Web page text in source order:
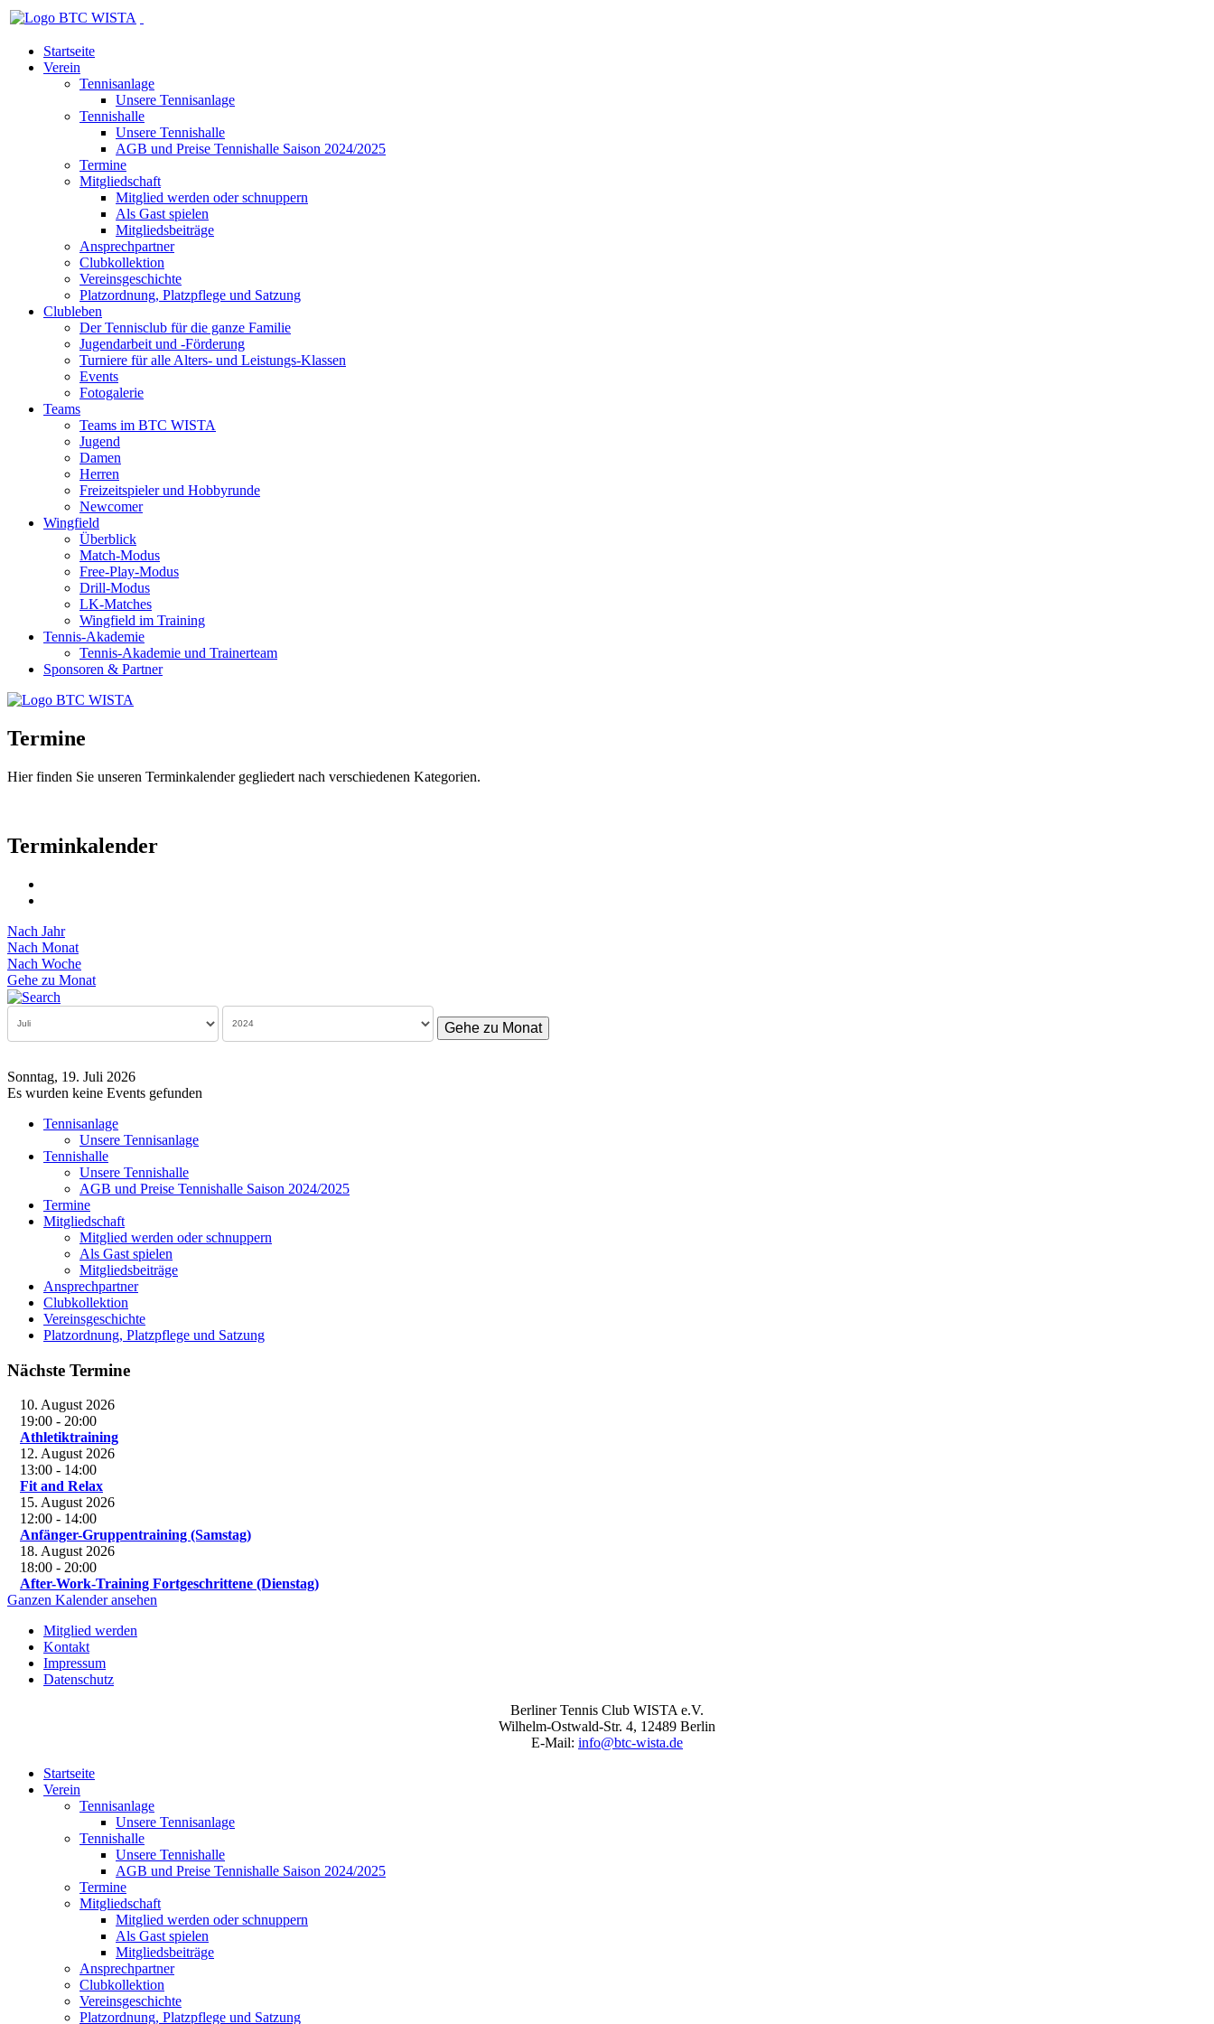
Startseite
Verein
Tennisanlage
Unsere Tennisanlage
Tennishalle
Unsere Tennishalle
AGB und Preise Tennishalle Saison 2024/2025
Termine
Mitgliedschaft
Mitglied werden oder schnuppern
Als Gast spielen
Mitgliedsbeiträge
Ansprechpartner
Clubkollektion
Vereinsgeschichte
Platzordnung, Platzpflege und Satzung
Clubleben
Der Tennisclub für die ganze Familie
Jugendarbeit und -Förderung
Turniere für alle Alters- und Leistungs-Klassen
Events
Fotogalerie
Teams
Teams im BTC WISTA
Jugend
Damen
Herren
Freizeitspieler und Hobbyrunde
Newcomer
Wingfield
Überblick
Match-Modus
Free-Play-Modus
Drill-Modus
LK-Matches
Wingfield im Training
Tennis-Akademie
Tennis-Akademie und Trainerteam
Sponsoren & Partner
Termine
Hier finden Sie unseren Terminkalender gegliedert nach verschiedenen Kategorien.
Terminkalender
Nach Jahr
Nach Monat
Nach Woche
Gehe zu Monat
Gehe zu Monat
Sonntag, 19. Juli 2026
Es wurden keine Events gefunden
Tennisanlage
Unsere Tennisanlage
Tennishalle
Unsere Tennishalle
AGB und Preise Tennishalle Saison 2024/2025
Termine
Mitgliedschaft
Mitglied werden oder schnuppern
Als Gast spielen
Mitgliedsbeiträge
Ansprechpartner
Clubkollektion
Vereinsgeschichte
Platzordnung, Platzpflege und Satzung
Nächste Termine
10. August 2026
19:00 - 20:00
Athletiktraining
12. August 2026
13:00 - 14:00
Fit and Relax
15. August 2026
12:00 - 14:00
Anfänger-Gruppentraining (Samstag)
18. August 2026
18:00 - 20:00
After-Work-Training Fortgeschrittene (Dienstag)
Ganzen Kalender ansehen
Mitglied werden
Kontakt
Impressum
Datenschutz
Berliner Tennis Club WISTA e.V.
Wilhelm-Ostwald-Str. 4, 12489 Berlin
E-Mail: info@btc-wista.de
Startseite
Verein
Tennisanlage
Unsere Tennisanlage
Tennishalle
Unsere Tennishalle
AGB und Preise Tennishalle Saison 2024/2025
Termine
Mitgliedschaft
Mitglied werden oder schnuppern
Als Gast spielen
Mitgliedsbeiträge
Ansprechpartner
Clubkollektion
Vereinsgeschichte
Platzordnung, Platzpflege und Satzung